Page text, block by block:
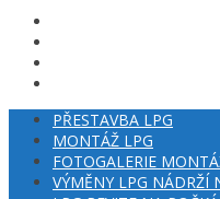
PŘESTAVBA LPG
MONTÁŽ LPG
FOTOGALERIE
VÝMĚNY LPG NÁDRŽÍ